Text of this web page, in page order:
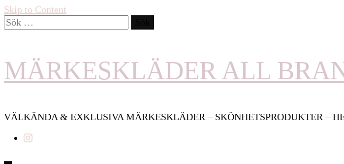
Skip to Content
Sök
efter:
MÄRKESKLÄDER ALL
VÄLKÄNDA & EXKLUSIVA MÄRKESKLÄDER – SKÖNHETSPRODUKTER –